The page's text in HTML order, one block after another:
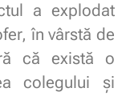
a explodat
în vârstă de
că există o
colegului și